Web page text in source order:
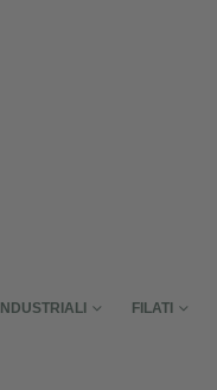
INDUSTRIALI FILATI